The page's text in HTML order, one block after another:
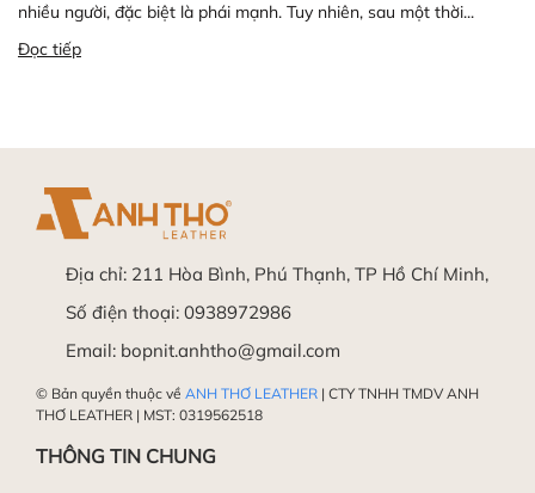
nhiều người, đặc biệt là phái mạnh. Tuy nhiên, sau một thời...
Đọc tiếp
Địa chỉ: 211 Hòa Bình, Phú Thạnh, TP Hồ Chí Minh,
Số điện thoại: 0938972986
Email: bopnit.anhtho@gmail.com
© Bản quyền thuộc về ANH THƠ LEATHER | CTY TNHH TMDV ANH
THƠ LEATHER | MST: 0319562518
THÔNG TIN CHUNG